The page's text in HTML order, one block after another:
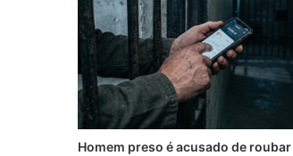
Homem preso é acusado de roubar